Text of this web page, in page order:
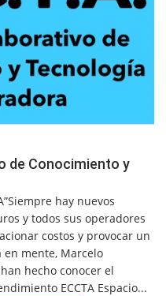
de Conocimiento y
hay nuevos
y todos sus operadores
costos y provocar un
mente, Marcelo
hecho conocer el
ECCTA Espacio...